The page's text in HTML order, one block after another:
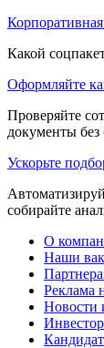
Какой
Оформляйте
Проверяйте
документы
Ускорьте
собирайте
О
Наши
Реклама
Новости